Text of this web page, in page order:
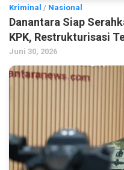
Kriminal / Nasional
Danantara Siap
KPK, Restrukturisasi
Juni 30, 2026